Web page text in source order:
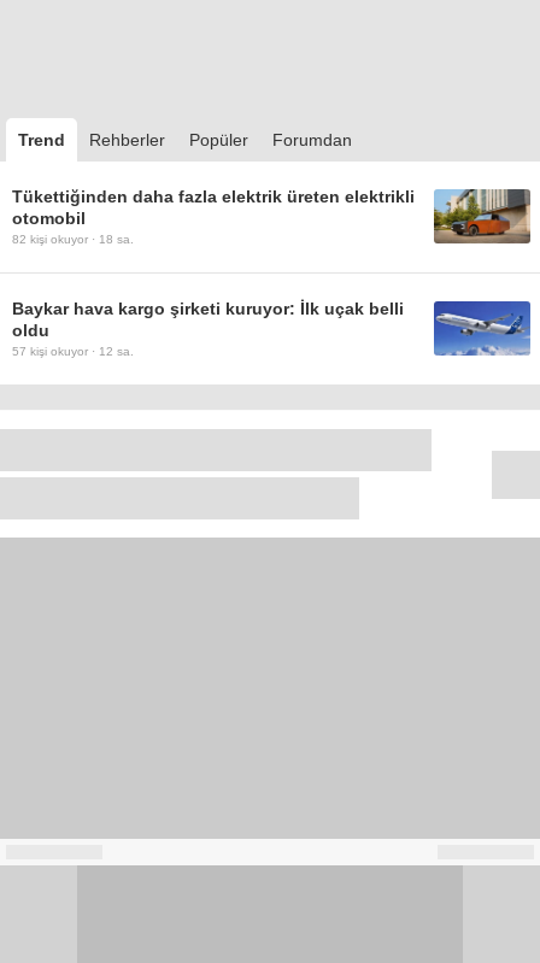
Trend Rehberler Popüler Forumdan
Tükettiğinden daha fazla elektrik üreten elektrikli
otomobil
82 kişi okuyor · 18 sa.
Baykar hava kargo şirketi kuruyor: İlk uçak belli
oldu
57 kişi okuyor · 12 sa.